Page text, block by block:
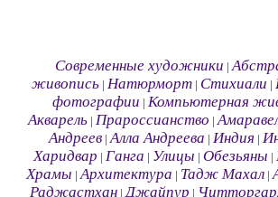
Современные художники |
живопись| Натюрморт| Стихиали
фотографии |Компьютерная
Акварель| Прароссианство |
Андреев |Алла Андреева |Индия |
Харидвар |Ганга Улицы |Обезьяны |
Храмы |Архитектура Тадж Махал|
Раджастхан|Джайпур